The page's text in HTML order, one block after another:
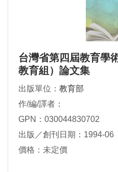
台灣省第四屆教育學
教育組）論文集
出版單位： 教育部
作/編/譯者：
GPN：030044830702
出版／創刊日期：1994-06
價格：未定價